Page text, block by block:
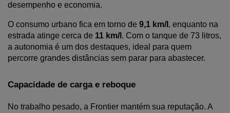
desempenho e economia.
O consumo urbano fica em torno de 9,1 km/l , enquanto na
estrada atinge cerca de 11 km/l . Com o tanque de 73 litros,
a autonomia é um dos destaques, ideal para quem
percorre grandes distâncias sem parar para abastecer.
Capacidade de carga e reboque
No trabalho pesado, a Frontier mantém sua reputação. A